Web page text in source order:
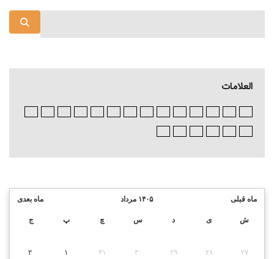
العلامات
ماه بعدی ۱۴۰۵ مرداد ماه قبلی
ش ی د س چ پ ج
۲۷ ۲۸ ۲۹ ۳۰ ۳۱ ۱
۲